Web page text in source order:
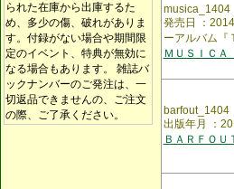
られた在庫から出庫するた
め、多少の傷、破れがありま
す。付録がない場合や期間限
定のイベント、特典が無効に
なる場合もあります。 雑誌バ
ックナンバーのご発注は、一
切返品できませんの、ご注文
の際、ご了承ください。
musica_1404
発売日 ：
ーアルバム
ＭＵＳＩＣ
barfout_1404
出版年月 ：
ＢＡＲＦＯ